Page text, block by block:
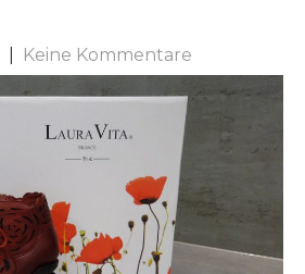
Keine Kommentare